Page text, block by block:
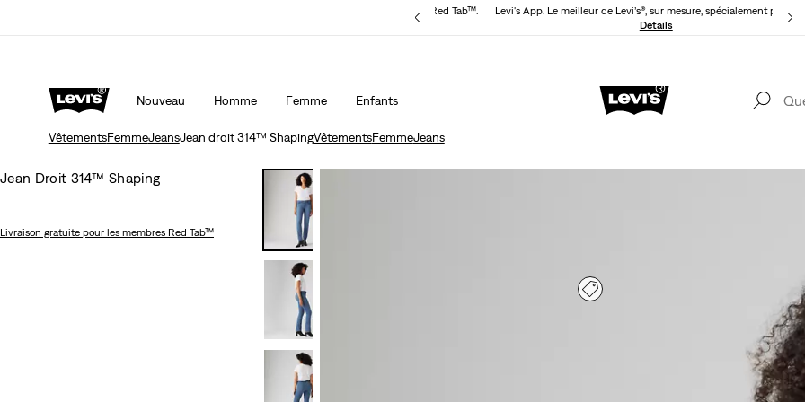
Livraison gratuite pour les membres du programme Levi’s® Red Tab™.
Levi's App. Le meilleur de Levi’s®, sur mesure, spécialement pour
Détails
Nouveau Homme Femme Enfants
Unidays: Les étudiants bénéficient de -20%
VêtementsFemmeJeansJean droit 314™ ShapingVêtementsFemmeJeans
Jean Droit 314™ Shaping
Livraison gratuite pour les membres Red Tab™